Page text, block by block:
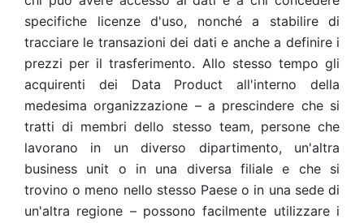
specifiche licenze d'uso, nonché a stabilire di
tracciare le transazioni dei dati e anche a definire i
prezzi per il trasferimento. Allo stesso tempo gli
acquirenti dei Data Product all'interno della
medesima organizzazione – a prescindere che si
tratti di membri dello stesso team, persone che
lavorano in un diverso dipartimento, un'altra
business unit o in una diversa filiale e che si
trovino o meno nello stesso Paese o in una sede di
un'altra regione – possono facilmente utilizzare i